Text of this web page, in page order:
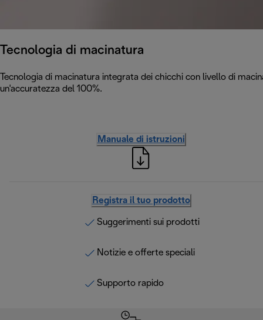
Tecnologia di macinatura
Tecnologia di macinatura integrata dei chicchi con livello di
un'accuratezza del 100%.
Manuale di istruzioni
Registra il tuo prodotto
Suggerimenti sui prodotti
Notizie e offerte speciali
Supporto rapido